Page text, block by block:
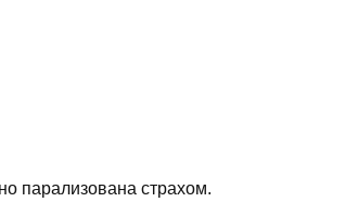
парализована страхом.